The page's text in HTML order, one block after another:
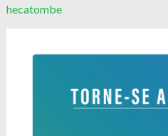
hecatombe